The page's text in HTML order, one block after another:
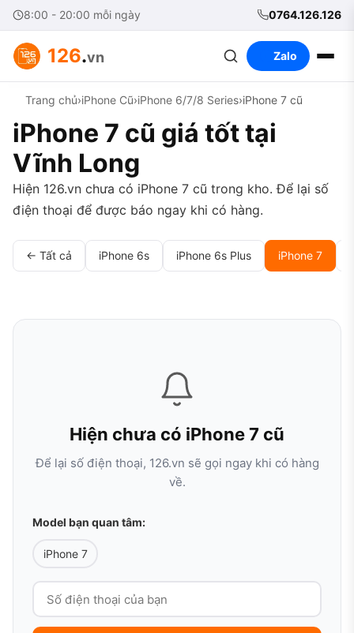
8:00 - 20:00 mỗi ngày 0764.126.126
126.vn Zalo
Trang chủ›iPhone Cũ›iPhone 6/7/8 Series›iPhone 7 cũ
iPhone 7 cũ giá tốt tại
Vĩnh Long
Hiện 126.vn chưa có iPhone 7 cũ trong kho. Để lại số
điện thoại để được báo ngay khi có hàng.
← Tất cả iPhone 6s iPhone 6s Plus iPhone 7
Hiện chưa có iPhone 7 cũ
Để lại số điện thoại, 126.vn sẽ gọi ngay khi có hàng
về.
Model bạn quan tâm:
iPhone 7